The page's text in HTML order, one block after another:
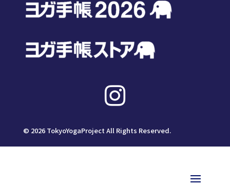

© 2026TokyoYogaProject All Rights Reserved.